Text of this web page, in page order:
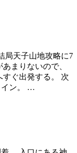
局天子山地攻略に7
まりないので、
すぐ出発する。 次
イン。 …